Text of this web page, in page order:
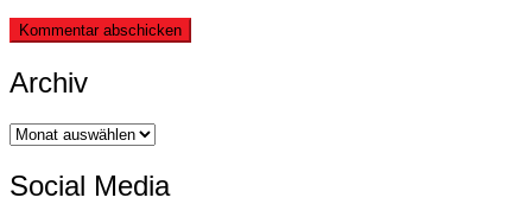
Archiv
Archiv
Social Media